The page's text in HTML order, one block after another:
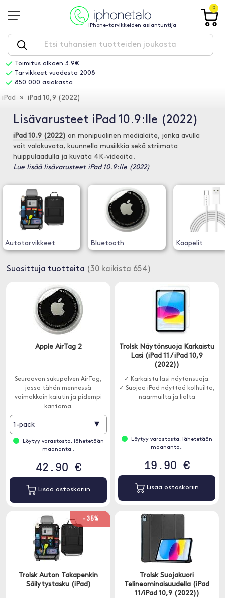
iPhone-tarvikkeiden asiantuntija
0
Toimitus alkaen 3.9€
Tarvikkeet vuodesta 2008
850 000 asiakasta
iPad » iPad 10,9 (2022)
Lisävarusteet iPad 10.9:lle (2022)
iPad 10.9 (2022) on monipuolinen medialaite, jonka avulla
voit valokuvata, kuunnella musiikkia sekä striimata
huippulaadulla ja kuvata 4K-videoita.
Lue lisää lisävarusteet iPad 10.9:lle (2022)
Autotarvikkeet Bluetooth Kaapelit
Suosittuja tuotteita (30 kaikista 654)
Apple AirTag 2
Seuraavan sukupolven AirTag,
jossa tähän mennessä
voimakkain kaiutin ja pidempi
kantama.
1-pack ▾
Löytyy varastosta, lähetetään
maananta..
42.90 €
Lisää ostoskoriin
Trolsk Näytönsuoja Karkaistu
Lasi (iPad 11 / iPad 10,9
(2022))
✓ Karkaistu lasi näytönsuoja.
✓ Suojaa iPad näyttöä kolhuilta,
naarmuilta ja lialta
Löytyy varastosta, lähetetään
maananta..
19.90 €
Lisää ostoskoriin
-35%
Trolsk Auton Takapenkin
Säilytystasku (iPad)
Trolsk Suojakuori
Telineominaisuudella (iPad
11/iPad 10,9 (2022))